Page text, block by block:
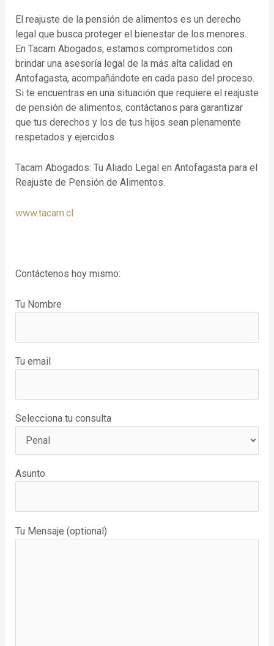
El reajuste de la pensión de alimentos es un derecho
legal que busca proteger el bienestar de los menores.
En Tacam Abogados, estamos comprometidos con
brindar una asesoría legal de la más alta calidad en
Antofagasta, acompañándote en cada paso del proceso.
Si te encuentras en una situación que requiere el reajuste
de pensión de alimentos, contáctanos para garantizar
que tus derechos y los de tus hijos sean plenamente
respetados y ejercidos.
Tacam Abogados: Tu Aliado Legal en Antofagasta para el
Reajuste de Pensión de Alimentos.
www.tacam.cl
Contáctenos hoy mismo:
Tu Nombre
Tu email
Selecciona tu consulta
Asunto
Tu Mensaje (optional)